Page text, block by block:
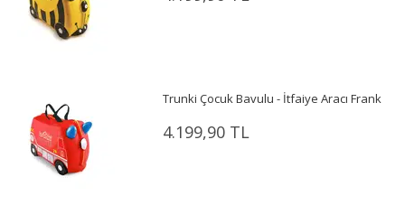
Trunki Çocuk Bavulu - İtfaiye Aracı Frank
4.199,90 TL